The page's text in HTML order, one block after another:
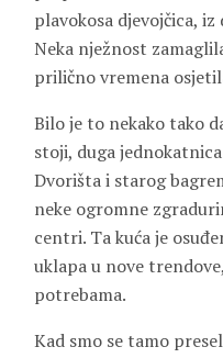
plavokosa djevojčica,
Neka nježnost
prilično vremena
Bilo je to nekako tako
stoji, duga
Dvorišta i starog
neke ogromne
centri. Ta kuća je
uklapa u nove
potrebama.
Kad smo se tamo